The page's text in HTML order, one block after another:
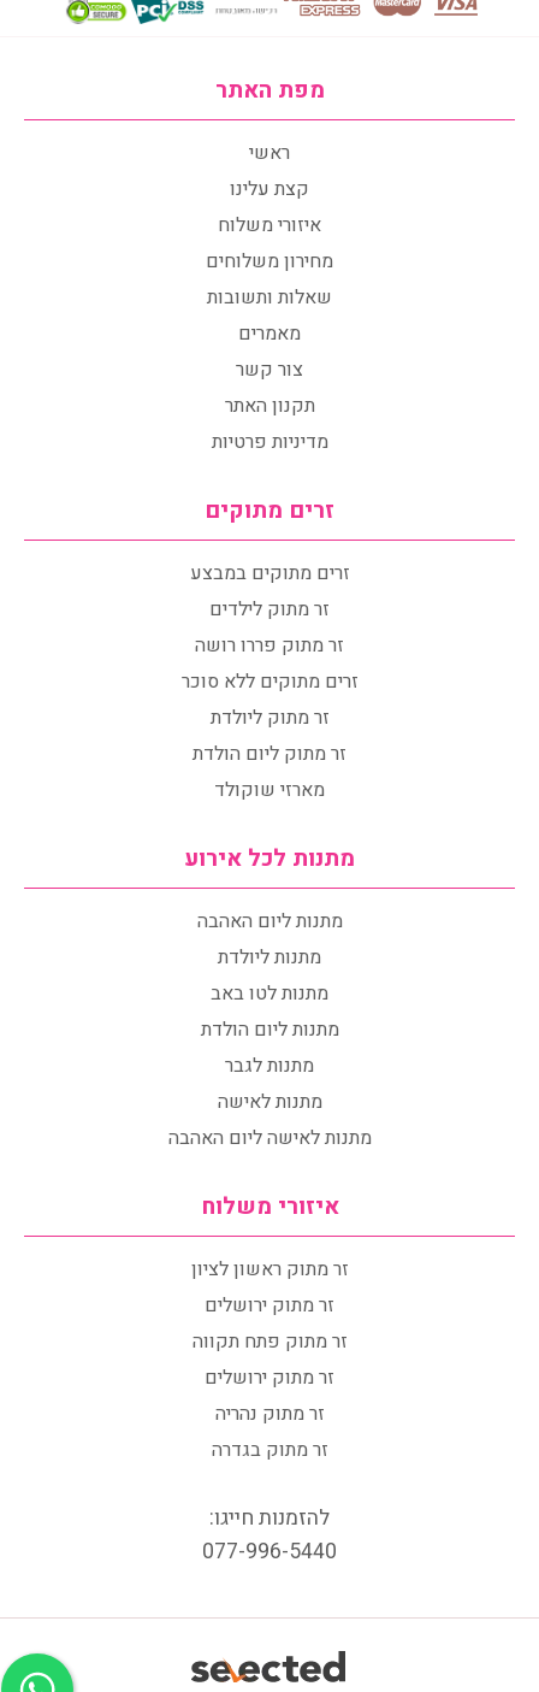
מפת האתר
ראשי
קצת עלינו
איזורי משלוח
מחירון משלוחים
שאלות ותשובות
מאמרים
צור קשר
תקנון האתר
מדיניות פרטיות
זרים מתוקים
זרים מתוקים במבצע
זר מתוק לילדים
זר מתוק פררו רושה
זרים מתוקים ללא סוכר
זר מתוק ליולדת
זר מתוק ליום הולדת
מארזי שוקולד
מתנות לכל אירוע
מתנות ליום האהבה
מתנות ליולדת
מתנות לטו באב
מתנות ליום הולדת
מתנות לגבר
מתנות לאישה
מתנות לאישה ליום האהבה
איזורי משלוח
זר מתוק ראשון לציון
זר מתוק ירושלים
זר מתוק פתח תקווה
זר מתוק ירושלים
זר מתוק נהריה
זר מתוק בגדרה
להזמנות חייגו:
077-996-5440